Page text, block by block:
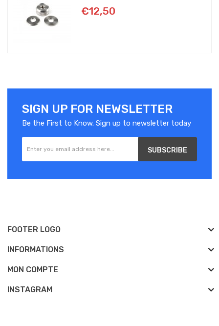
€12,50
SIGN UP FOR NEWSLETTER
Be the First to Know. Sign up to newsletter today
SUBSCRIBE
FOOTER LOGO
INFORMATIONS
MON COMPTE
INSTAGRAM